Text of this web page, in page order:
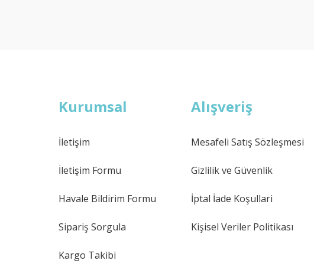
Kurumsal
İletişim
İletişim Formu
Havale Bildirim Formu
Sipariş Sorgula
Kargo Takibi
Alışveriş
Mesafeli Satış Sözleşmesi
Gizlilik ve Güvenlik
İptal İade Koşullari
Kişisel Veriler Politikası